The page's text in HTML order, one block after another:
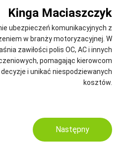
Kinga Maciaszczyk
ubezpieczeń komunikacyjnych z
w branży motoryzacyjnej. W
zawiłości polis OC, AC i innych
pomagając kierowcom
i unikać niespodziewanych
kosztów.
Następny